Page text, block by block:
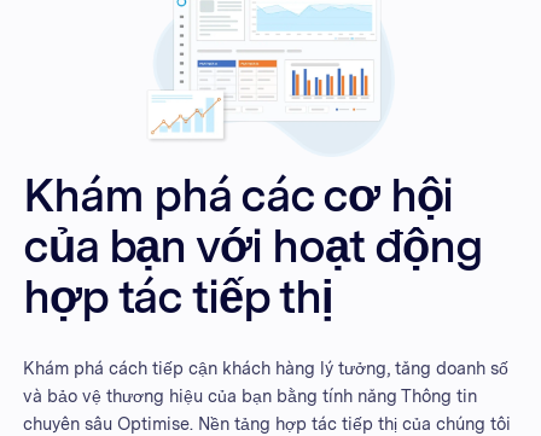
Khám phá các cơ hội
của bạn với hoạt động
hợp tác tiếp thị
Khám phá cách tiếp cận khách hàng lý tưởng, tăng doanh số
và bảo vệ thương hiệu của bạn bằng tính năng Thông tin
chuyên sâu Optimise. Nền tảng hợp tác tiếp thị của chúng tôi